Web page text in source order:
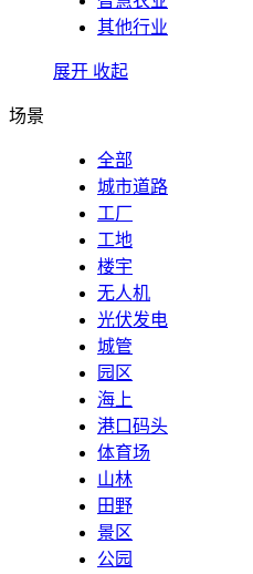
其他行业
展开 收起
场景
全部
城市道路
工厂
工地
楼宇
无人机
光伏发电
城管
园区
海上
港口码头
体育场
山林
田野
景区
公园